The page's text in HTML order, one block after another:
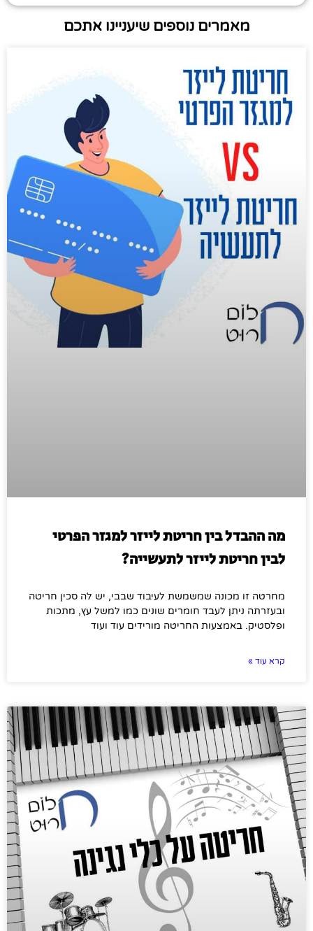
מאמרים נוספים שיעניינו אתכם
מה ההבדל בין חריטת לייזר למגזר הפרטי
לבין חריטת לייזר לתעשייה?
מחרטה זו מכונה שמשמשת לעיבוד שבבי, יש לה סכין חריטה
ובעזרתה ניתן לעבד חומרים שונים כמו למשל עץ, מתכות
ופלסטיק. באמצעות החריטה מורידים עוד ועוד
קרא עוד »